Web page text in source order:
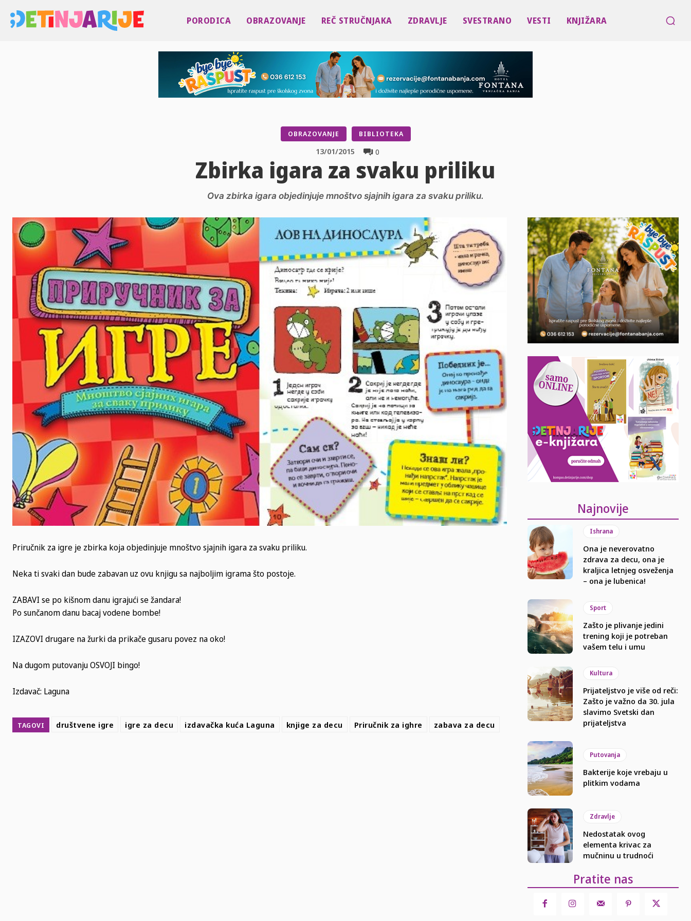
PORODICA OBRAZOVANJE REČ STRUČNJAKA ZDRAVLJE SVESTRANO VESTI KNJIŽARA
OBRAZOVANJE BIBLIOTEKA
0
13/01/2015
Zbirka igara za svaku priliku
Ova zbirka igara objedinjuje mnoštvo sjajnih igara za svaku priliku.
Priručnik za igre je zbirka koja objedinjuje mnoštvo sjajnih igara za svaku priliku.
Neka ti svaki dan bude zabavan uz ovu knjigu sa najboljim igrama što postoje.
ZABAVI se po kišnom danu igrajući se žandara!
Po sunčanom danu bacaj vodene bombe!
IZAZOVI drugare na žurki da prikače gusaru povez na oko!
Na dugom putovanju OSVOJI bingo!
Izdavač: Laguna
TAGOVI društvene igre igre za decu izdavačka kuća Laguna knjige za decu Priručnik za ighre zabava za decu
Najnovije
Ishrana
Ona je neverovatno
zdrava za decu, ona je
kraljica letnjeg osveženja
– ona je lubenica!
Sport
Zašto je plivanje jedini
trening koji je potreban
vašem telu i umu
Kultura
Prijateljstvo je više od reči:
Zašto je važno da 30. jula
slavimo Svetski dan
prijateljstva
Putovanja
Bakterije koje vrebaju u
plitkim vodama
Zdravlje
Nedostatak ovog
elementa krivac za
mučninu u trudnoći
Pratite nas